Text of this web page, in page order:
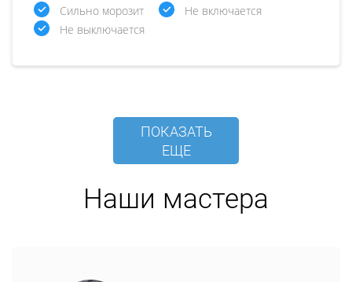
Сильно морозит
Не включается
Не выключается
ПОКАЗАТЬ
ЕЩЕ
Наши мастера